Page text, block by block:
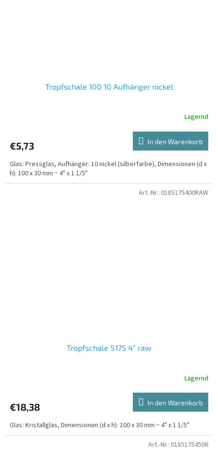
Tropfschale 100 10 Aufhänger nickel
Lagernd
€5,73 In den Warenkorb
Glas: Pressglas, Aufhänger: 10 nickel (silberfarbe), Dimensionen (d x
h): 100 x 30 mm ~ 4" x 1 1/5"
Tropfschale 5175 4" raw
Lagernd
€18,38 In den Warenkorb
Glas: Kristallglas, Dimensionen (d x h): 100 x 30 mm ~ 4" x 1 1/5"
Art.-Nr.: 0185175400RAW
Art.-Nr.: 01851754506